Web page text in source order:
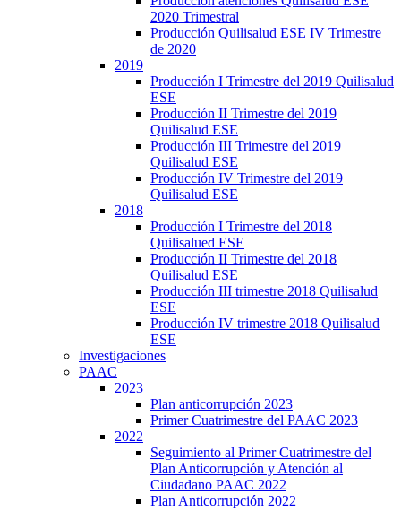
2020 Trimestral
Producción Quilisalud ESE IV Trimestre
de 2020
2019
Producción I Trimestre del 2019 Quilisalud
ESE
Producción II Trimestre del 2019
Quilisalud ESE
Producción III Trimestre del 2019
Quilisalud ESE
Producción IV Trimestre del 2019
Quilisalud ESE
2018
Producción I Trimestre del 2018
Quilisalued ESE
Producción II Trimestre del 2018
Quilisalud ESE
Producción III trimestre 2018 Quilisalud
ESE
Producción IV trimestre 2018 Quilisalud
ESE
Investigaciones
PAAC
2023
Plan anticorrupción 2023
Primer Cuatrimestre del PAAC 2023
2022
Seguimiento al Primer Cuatrimestre del
Plan Anticorrupción y Atención al
Ciudadano PAAC 2022
Plan Anticorrupción 2022